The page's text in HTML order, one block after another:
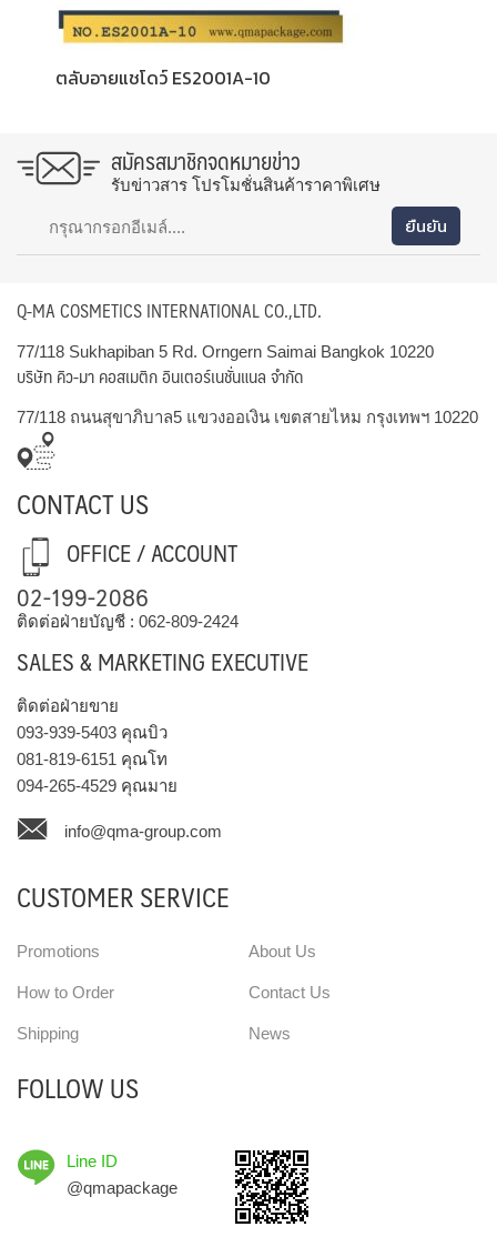
ตลับอายแชโดว์ ES2001A-10
สมัครสมาชิกจดหมายข่าว
รับข่าวสาร โปรโมชั่นสินค้าราคาพิเศษ
Q-MA COSMETICS INTERNATIONAL CO.,LTD.
77/118 Sukhapiban 5 Rd. Orngern Saimai Bangkok 10220
บริษัท คิว-มา คอสเมติก อินเตอร์เนชั่นแนล จำกัด
77/118 ถนนสุขาภิบาล5 แขวงออเงิน เขตสายไหม กรุงเทพฯ 10220
CONTACT US
OFFICE / ACCOUNT
02-199-2086
ติดต่อฝ่ายบัญชี : 062-809-2424
SALES & MARKETING EXECUTIVE
ติดต่อฝ่ายขาย
093-939-5403 คุณบิว
081-819-6151 คุณโท
094-265-4529 คุณมาย
info@qma-group.com
CUSTOMER SERVICE
Promotions
How to Order
Shipping
About Us
Contact Us
News
FOLLOW US
Line ID
@qmapackage